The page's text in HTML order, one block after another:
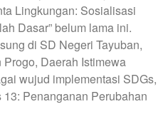
Lingkungan: Sosialisasi
Dasar” belum lama ini.
di SD Negeri Tayuban,
Daerah Istimewa
wujud implementasi SDGs,
Penanganan Perubahan